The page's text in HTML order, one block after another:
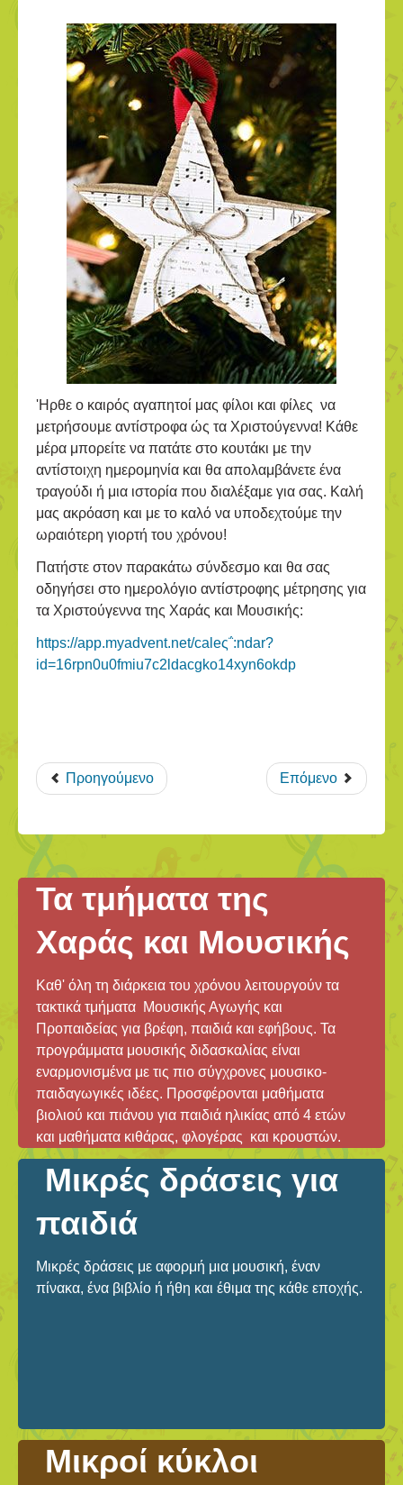
'Ηρθε ο καιρός αγαπητοί μας φίλοι και φίλες να
μετρήσουμε αντίστροφα ώς τα Χριστούγεννα! Κάθε
μέρα μπορείτε να πατάτε στο κουτάκι με την
αντίστοιχη ημερομηνία και θα απολαμβάνετε ένα
τραγούδι ή μια ιστορία που διαλέξαμε για σας. Καλή
μας ακρόαση και με το καλό να υποδεχτούμε την
ωραιότερη γιορτή του χρόνου!
Πατήστε στον παρακάτω σύνδεσμο και θα σας
οδηγήσει στο ημερολόγιο αντίστροφης μέτρησης για
τα Χριστούγεννα της Χαράς και Μουσικής:
https://app.myadvent.net/caleς΅:ndar?
id=16rpn0u0fmiu7c2ldacgko14xyn6okdp
Προηγούμενο Επόμενο
Τα τμήματα της
Χαράς και Μουσικής
Καθ' όλη τη διάρκεια του χρόνου λειτουργούν τα
τακτικά τμήματα Μουσικής Αγωγής και
Προπαιδείας για βρέφη, παιδιά και εφήβους. Τα
προγράμματα μουσικής διδασκαλίας είναι
εναρμονισμένα με τις πιο σύγχρονες μουσικο-
παιδαγωγικές ιδέες. Προσφέρονται μαθήματα
βιολιού και πιάνου για παιδιά ηλικίας από 4 ετών
και μαθήματα κιθάρας, φλογέρας και κρουστών.
Μικρές δράσεις για
παιδιά
Μικρές δράσεις με αφορμή μια μουσική, έναν
πίνακα, ένα βιβλίο ή ήθη και έθιμα της κάθε εποχής.
Μικροί κύκλοι